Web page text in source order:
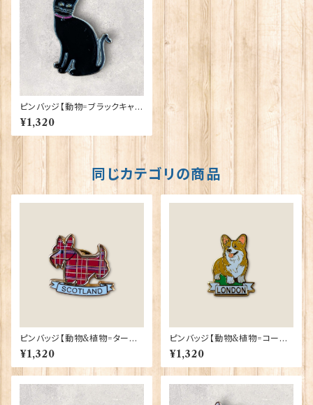
ピンバッジ【動物=ブラックキャッ
ト】Cadogan 90040-XJKB0
1-26
¥1,320
同じカテゴリの商品
ピンバッジ【動物&植物=タータ
ンスコティー】Tradition 9004
0-T1130
¥1,320
ピンバッジ【動物&植物=コーギ
ーロンドン】Tradition 90040
-T1335
¥1,320